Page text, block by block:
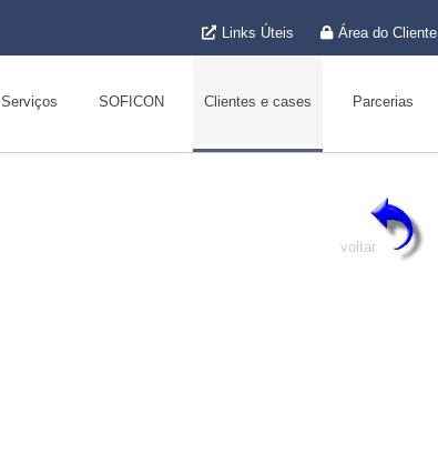
Links Úteis
Área do Cliente
Serviços SOFICON Clientes e cases Parcerias
voltar